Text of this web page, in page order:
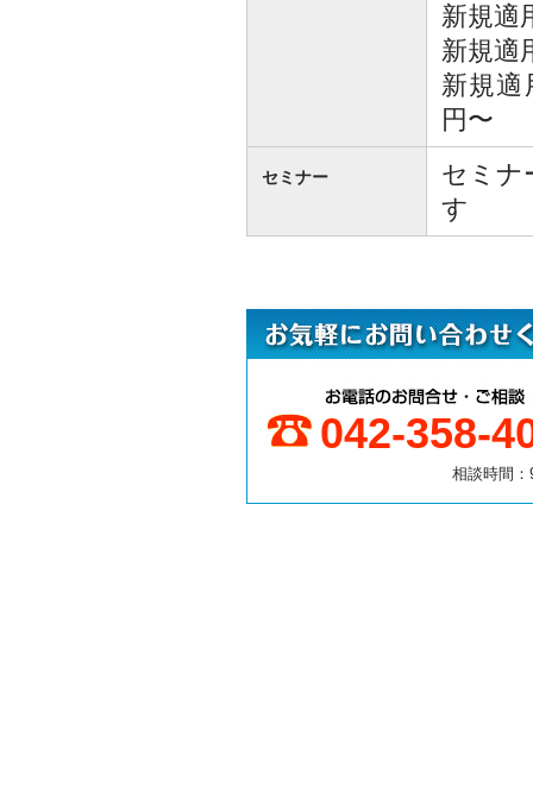
新規適
新規適
新規適
円〜
セミナー
セミナ
す
042-358-
相談時間